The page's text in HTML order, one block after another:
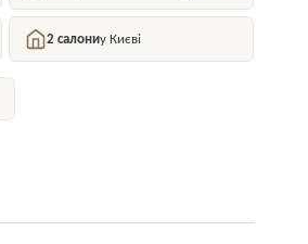
2 салониу Києві